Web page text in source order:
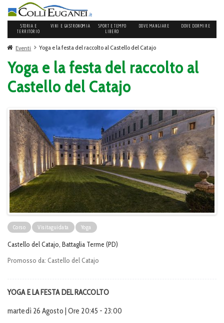
STORIA E
TERRITORIO
VINI E GASTRONOMIA
SPORT E TEMPO
LIBERO
DOVE MANGIARE DOVE DORMIRE
Eventi Yoga e la festa del raccolto al Castello del Catajo
Yoga e la festa del raccolto al
Castello del Catajo
Corso Visitaguidata Yoga
Castello del Catajo, Battaglia Terme (PD)
Promosso da: Castello del Catajo
YOGA E LA FESTA DEL RACCOLTO
martedì 26 Agosto | Ore 20:45 - 23:00